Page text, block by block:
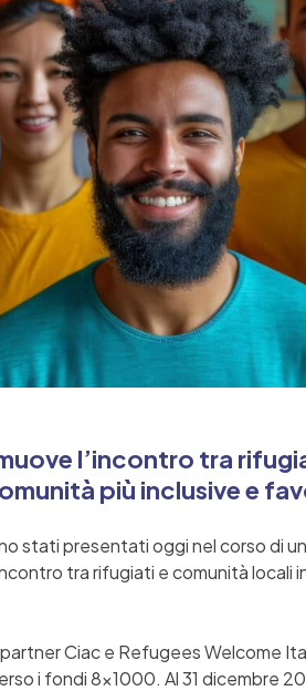
l’incontro tra
più inclusive e
stati presentati oggi nel corso di
tra rifugiati e comunità locali
partner Ciac e Refugees Welcome
i fondi 8×1000. Al 31 dicembre